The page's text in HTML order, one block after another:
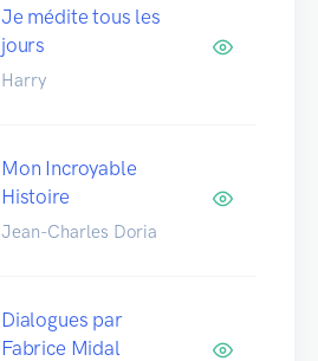
Je médite tous les
jours
Harry
Mon Incroyable
Histoire
Jean-Charles Doria
Dialogues par
Fabrice Midal